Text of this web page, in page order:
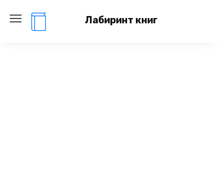
содержанию
Лабиринт книг